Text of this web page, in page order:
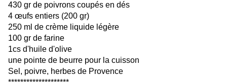
430 gr de poivrons coupés en dés
4 œufs entiers (200 gr)
250 ml de crème liquide légère
100 gr de farine
1cs d'huile d'olive
une pointe de beurre pour la cuisson
Sel, poivre, herbes de Provence